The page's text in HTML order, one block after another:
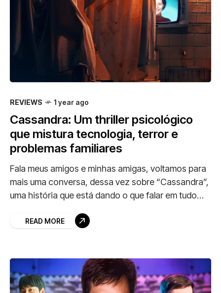
REVIEWS 1 year ago
Cassandra: Um thriller psicológico
que mistura tecnologia, terror e
problemas familiares
Fala meus amigos e minhas amigas, voltamos para
mais uma conversa, dessa vez sobre “Cassandra”,
uma história que está dando o que falar em tudo
READ MORE